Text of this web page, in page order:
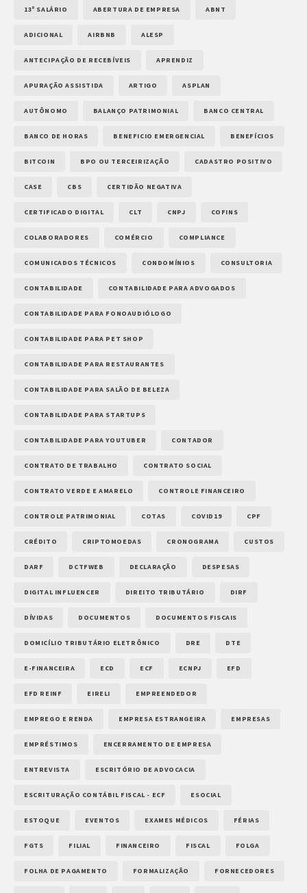
13º SALÁRIO ABERTURA DE EMPRESA ABNT
ADICIONAL AIRBNB ALESP
ANTECIPAÇÃO DE RECEBÍVEIS APRENDIZ
APURAÇÃO ASSISTIDA ARTIGO ASPLAN
AUTÔNOMO BALANÇO PATRIMONIAL BANCO CENTRAL
BANCO DE HORAS BENEFICIO EMERGENCIAL BENEFÍCIOS
BITCOIN BPO OU TERCEIRIZAÇÃO CADASTRO POSITIVO
CASE CBS CERTIDÃO NEGATIVA
CERTIFICADO DIGITAL CLT CNPJ COFINS
COLABORADORES COMÉRCIO COMPLIANCE
COMUNICADOS TÉCNICOS CONDOMÍNIOS CONSULTORIA
CONTABILIDADE CONTABILIDADE PARA ADVOGADOS
CONTABILIDADE PARA FONOAUDIÓLOGO
CONTABILIDADE PARA PET SHOP
CONTABILIDADE PARA RESTAURANTES
CONTABILIDADE PARA SALÃO DE BELEZA
CONTABILIDADE PARA STARTUPS
CONTABILIDADE PARA YOUTUBER CONTADOR
CONTRATO DE TRABALHO CONTRATO SOCIAL
CONTRATO VERDE E AMARELO CONTROLE FINANCEIRO
CONTROLE PATRIMONIAL COTAS COVID19 CPF
CRÉDITO CRIPTOMOEDAS CRONOGRAMA CUSTOS
DARF DCTFWEB DECLARAÇÃO DESPESAS
DIGITAL INFLUENCER DIREITO TRIBUTÁRIO DIRF
DÍVIDAS DOCUMENTOS DOCUMENTOS FISCAIS
DOMICÍLIO TRIBUTÁRIO ELETRÔNICO DRE DTE
E-FINANCEIRA ECD ECF ECNPJ EFD
EFD REINF EIRELI EMPREENDEDOR
EMPREGO E RENDA EMPRESA ESTRANGEIRA EMPRESAS
EMPRÉSTIMOS ENCERRAMENTO DE EMPRESA
ENTREVISTA ESCRITÓRIO DE ADVOCACIA
ESCRITURAÇÃO CONTÁBIL FISCAL - ECF ESOCIAL
ESTOQUE EVENTOS EXAMES MÉDICOS FÉRIAS
FGTS FILIAL FINANCEIRO FISCAL FOLGA
FOLHA DE PAGAMENTO FORMALIZAÇÃO FORNECEDORES